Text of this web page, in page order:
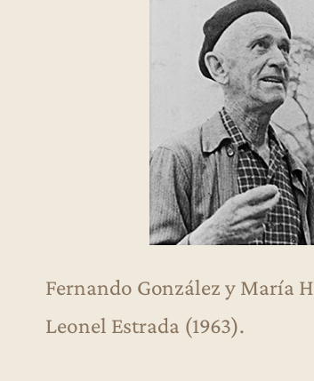
Fernando González y María
Leonel Estrada (1963).